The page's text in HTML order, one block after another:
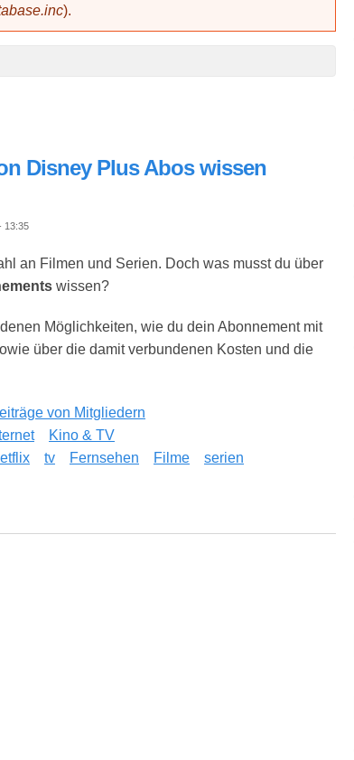
).
Disney Plus Abos wissen
13:35
an Filmen und Serien. Doch was musst du über
wissen?
Möglichkeiten, wie du dein Abonnement mit
über die damit verbundenen Kosten und die
von Mitgliedern
Kino & TV
tv Fernsehen Filme
serien
Abos wissen musst?